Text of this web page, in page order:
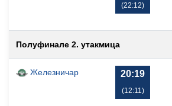
(22:12)
Полуфинале 2. утакмица
Железничар 20:19
(12:11)